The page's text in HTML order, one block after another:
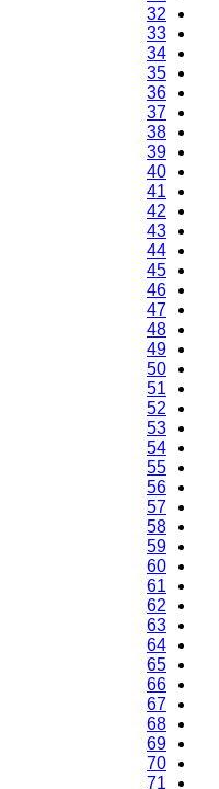
32
33
34
35
36
37
38
39
40
41
42
43
44
45
46
47
48
49
50
51
52
53
54
55
56
57
58
59
60
61
62
63
64
65
66
67
68
69
70
71